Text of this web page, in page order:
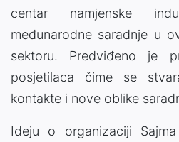
centar namjenske
međunarodne saradnje u
sektoru. Predviđeno je
posjetilaca čime se
kontakte i nove oblike
Ideju o organizaciji